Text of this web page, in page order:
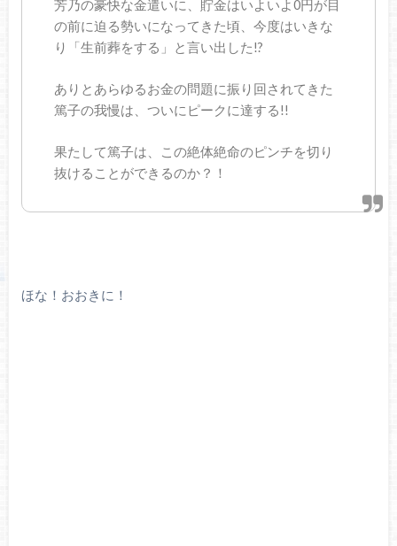
芳乃の豪快な金遣いに、貯金はいよいよ0円が目
の前に迫る勢いになってきた頃、今度はいきな
り「生前葬をする」と言い出した!?
ありとあらゆるお金の問題に振り回されてきた
篤子の我慢は、ついにピークに達する!!
果たして篤子は、この絶体絶命のピンチを切り
抜けることができるのか？！
ほな！おおきに！